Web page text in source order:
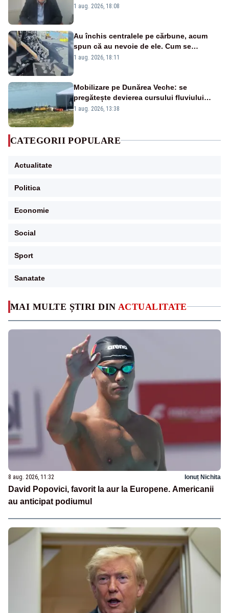
MAI MULTE ȘTIRI DIN ACTUALITATE
8 aug. 2026, 11:32 Ionuț Nichita
David Popovici, favorit la aur la Europene. Americanii
au anticipat podiumul
Cernavodă s-ar putea închide în 4 zile
1 aug. 2026, 18:08
Au închis centralele pe cărbune, acum
spun că au nevoie de ele. Cum se
pasează vina în plină criză energetică
1 aug. 2026, 18:11
Mobilizare pe Dunărea Veche: se
pregătește devierea cursului fluviului
către Cernavodă – VIDEO
1 aug. 2026, 13:38
CATEGORII POPULARE
Actualitate
Politica
Economie
Social
Sport
Sanatate